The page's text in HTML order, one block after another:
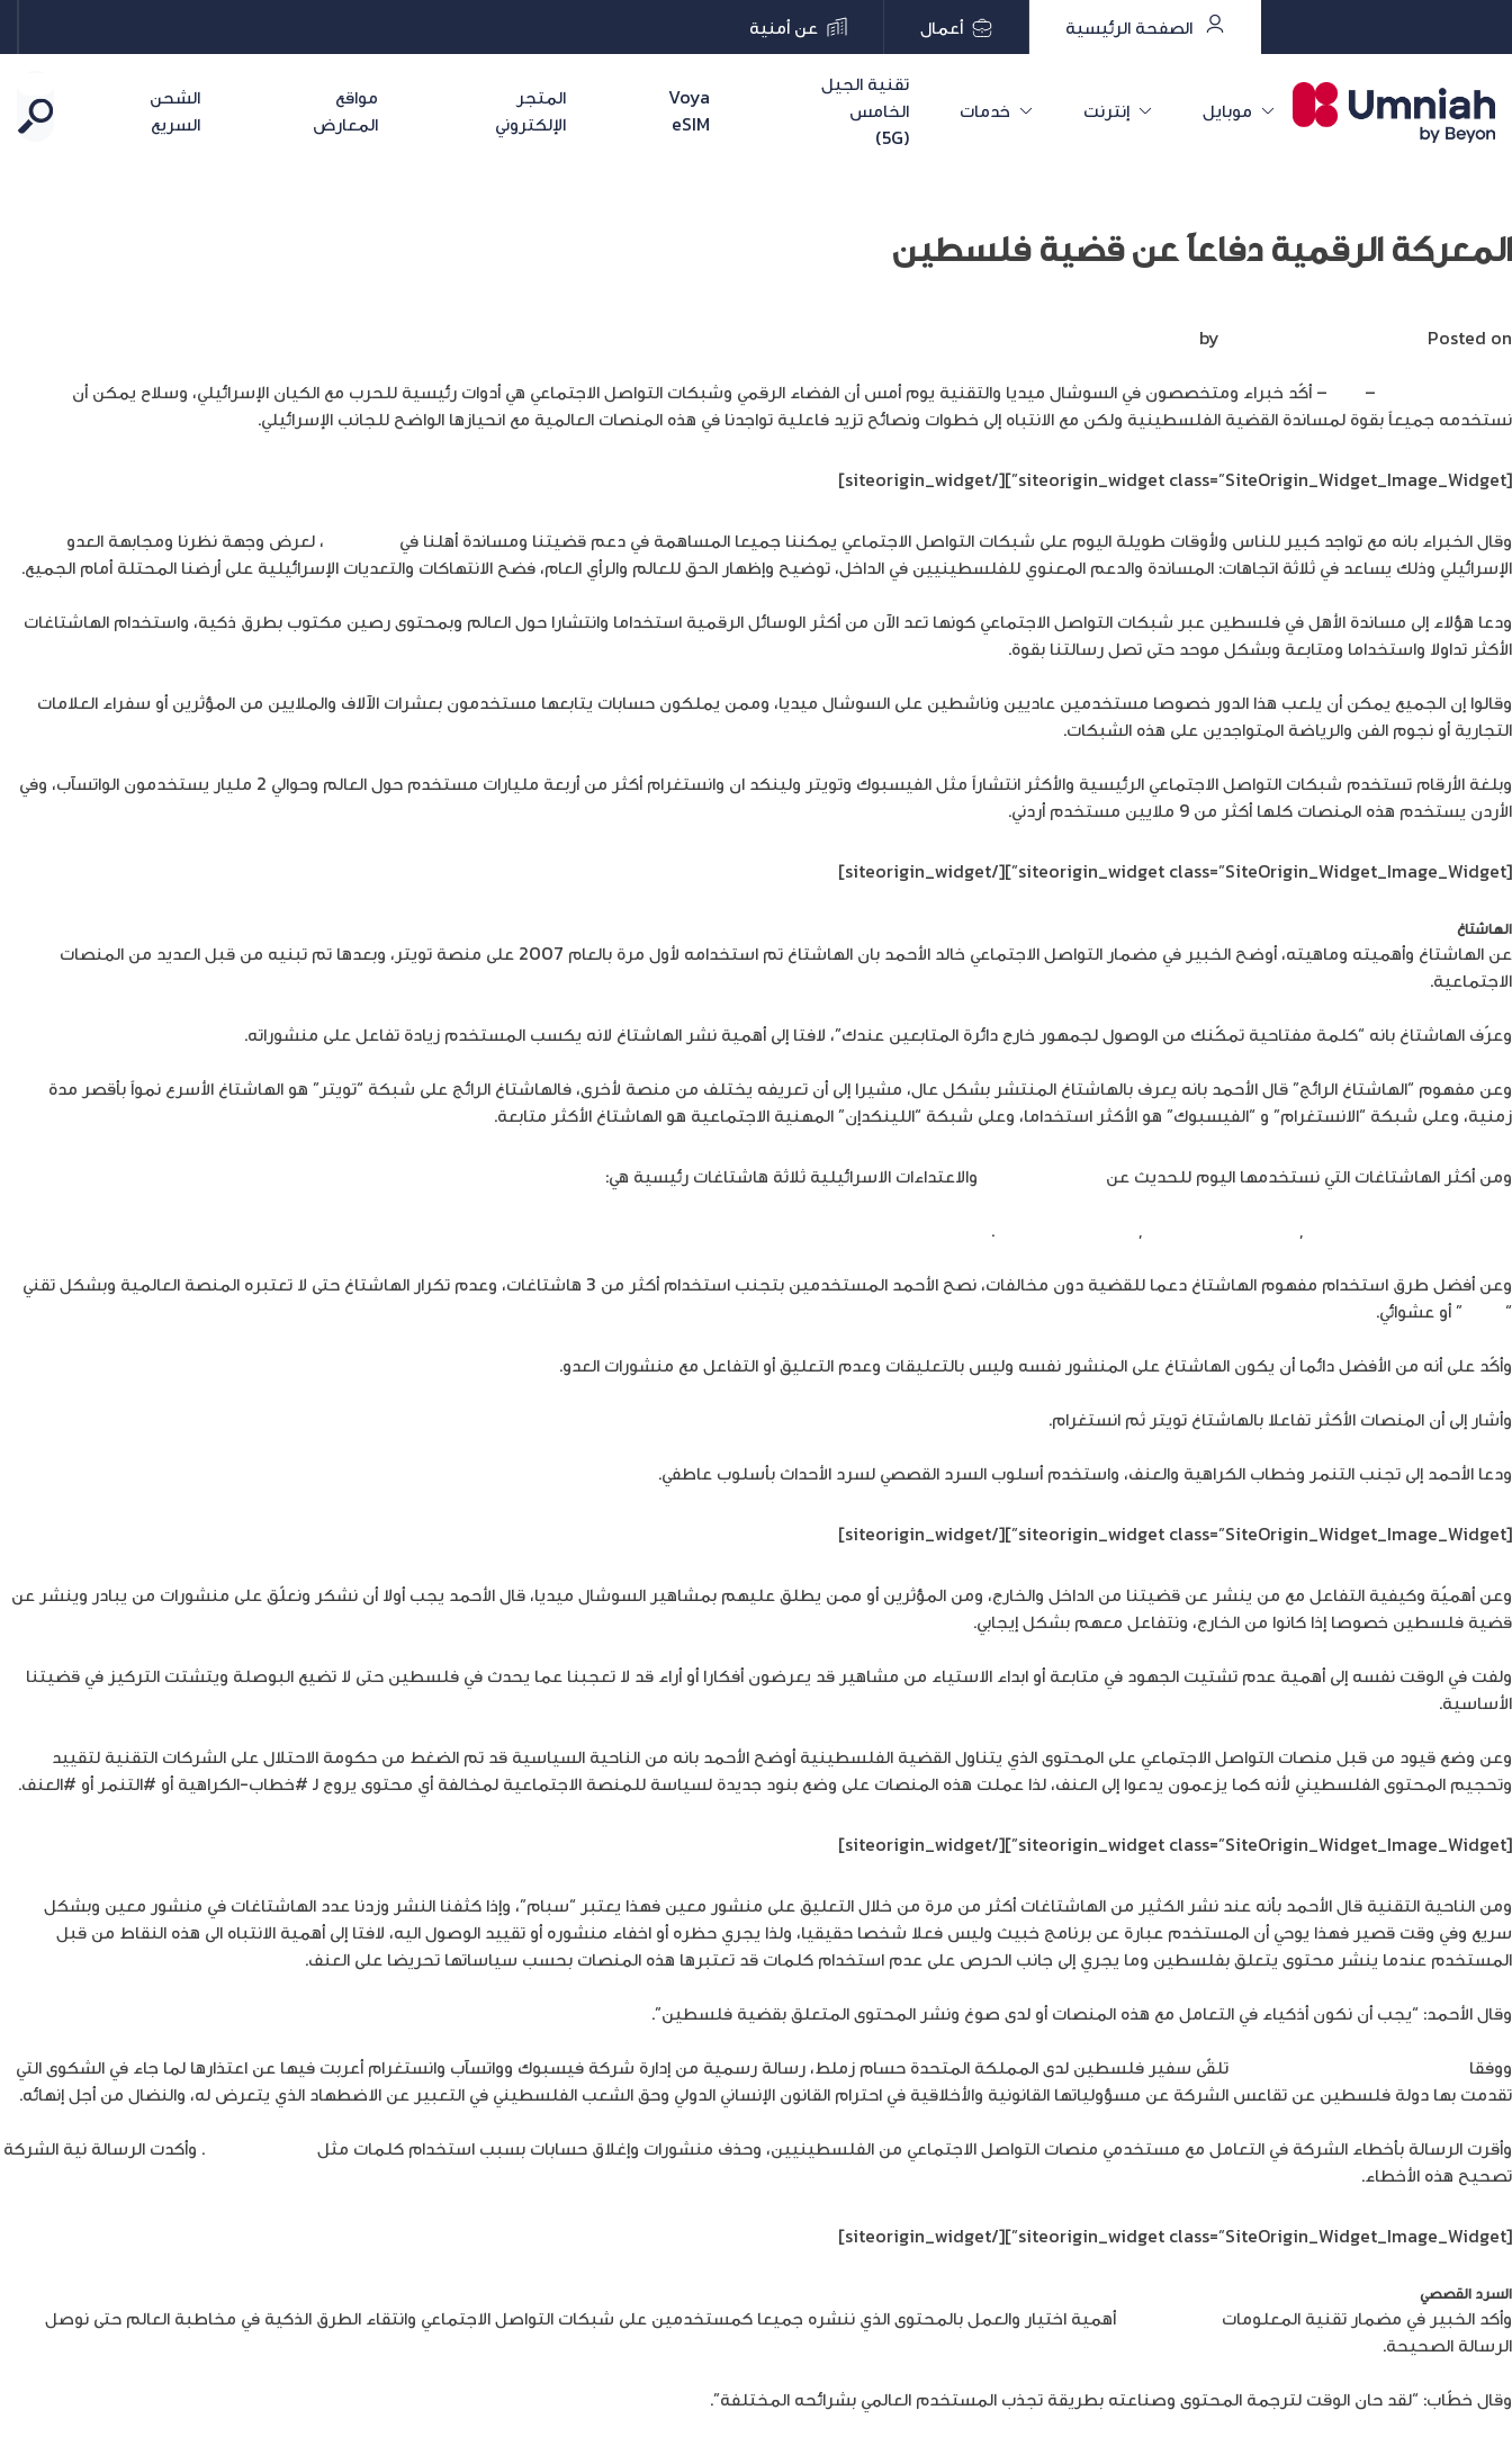
الصفحة الرئيسية أعمال عن أمنية
موبايل إنترنت خدمات
تقنية الجيل
الخامس
(5G)
Voya
eSIM
المتجر
الإلكتروني
مواقع
المعارض
الشحن
السريع
المعركة الرقمية دفاعاً عن قضية فلسطين
Posted on
–
– أكّد خبراء ومتخصصون في السوشال ميديا والتقنية يوم أمس أن الفضاء الرقمي وشبكات التواصل الاجتماعي هي أدوات رئيسية للحرب مع الكيان الإسرائيلي، وسلاح يمكن أن
نستخدمه جميعاً بقوة لمساندة القضية الفلسطينية ولكن مع الانتباه إلى خطوات ونصائح تزيد فاعلية تواجدنا في هذه المنصات العالمية مع انحيازها الواضح للجانب الإسرائيلي.
[siteorigin_widget class=”SiteOrigin_Widget_Image_Widget”]
[/siteorigin_widget]
وقال الخبراء بانه مع تواجد كبير للناس ولأوقات طويلة اليوم على شبكات التواصل الاجتماعي يمكننا جميعا المساهمة في دعم قضيتنا ومساندة أهلنا في
، لعرض وجهة نظرنا ومجابهة العدو
الإسرائيلي وذلك يساعد في ثلاثة اتجاهات: المساندة والدعم المعنوي للفلسطينيين في الداخل، توضيح وإظهار الحق للعالم والرأي العام، فضح الانتهاكات والتعديات الإسرائيلية على أرضنا المحتلة أمام الجميع.
ودعا هؤلاء إلى مساندة الأهل في فلسطين عبر شبكات التواصل الاجتماعي كونها تعد الآن من أكثر الوسائل الرقمية استخداما وانتشارا حول العالم وبمحتوى رصين مكتوب بطرق ذكية، واستخدام الهاشتاغات
الأكثر تداولا واستخداما ومتابعة وبشكل موحد حتى تصل رسالتنا بقوة.
وقالوا إن الجميع يمكن أن يلعب هذا الدور خصوصا مستخدمين عاديين وناشطين على السوشال ميديا، وممن يملكون حسابات يتابعها مستخدمون بعشرات الآلاف والملايين من المؤثرين أو سفراء العلامات
التجارية أو نجوم الفن والرياضة المتواجدين على هذه الشبكات.
وبلغة الأرقام تستخدم شبكات التواصل الاجتماعي الرئيسية والأكثر انتشاراً مثل الفيسبوك وتويتر ولينكد ان وانستغرام أكثر من أربعة مليارات مستخدم حول العالم وحوالي 2 مليار يستخدمون الواتسآب، وفي
الأردن يستخدم هذه المنصات كلها أكثر من 9 ملايين مستخدم أردني.
[siteorigin_widget class=”SiteOrigin_Widget_Image_Widget”]
[/siteorigin_widget]
الهاشتاغ
عن الهاشتاغ وأهميته وماهيته، أوضح الخبير في مضمار التواصل الاجتماعي خالد الأحمد بان الهاشتاغ تم استخدامه لأول مرة بالعام 2007 على منصة تويتر، وبعدها تم تبنيه من قبل العديد من المنصات
الاجتماعية.
وعرّف الهاشتاغ بانه “كلمة مفتاحية تمكّنك من الوصول لجمهور خارج دائرة المتابعين عندك”، لافتا إلى أهمية نشر الهاشتاغ لانه يكسب المستخدم زيادة تفاعل على منشوراته.
وعن مفهوم “الهاشتاغ الرائج” قال الأحمد بانه يعرف بالهاشتاغ المنتشر بشكل عال، مشيرا إلى أن تعريفه يختلف من منصة لأخرى، فالهاشتاغ الرائج على شبكة “تويتر” هو الهاشتاغ الأسرع نمواً بأقصر مدة
زمنية، وعلى شبكة “الانستغرام” و “الفيسبوك” هو الأكثر استخداما، وعلى شبكة “اللينكدإن” المهنية الاجتماعية هو الهاشتاغ الأكثر متابعة.
ومن أكثر الهاشتاغات التي نستخدمها اليوم للحديث عن
والاعتداءات الاسرائيلية ثلاثة هاشتاغات رئيسية هي:
, ,
.
وعن أفضل طرق استخدام مفهوم الهاشتاغ دعما للقضية دون مخالفات، نصح الأحمد المستخدمين بتجنب استخدام أكثر من 3 هاشتاغات، وعدم تكرار الهاشتاغ حتى لا تعتبره المنصة العالمية وبشكل تقني
“
” أو عشوائي.
وأكّد على أنه من الأفضل دائما أن يكون الهاشتاغ على المنشور نفسه وليس بالتعليقات وعدم التعليق أو التفاعل مع منشورات العدو.
وأشار إلى أن المنصات الأكثر تفاعلا بالهاشتاغ تويتر ثم انستغرام.
ودعا الأحمد إلى تجنب التنمر وخطاب الكراهية والعنف، واستخدم أسلوب السرد القصصي لسرد الأحداث بأسلوب عاطفي.
[siteorigin_widget class=”SiteOrigin_Widget_Image_Widget”]
[/siteorigin_widget]
وعن أهميّة وكيفية التفاعل مع من ينشر عن قضيتنا من الداخل والخارج، ومن المؤثرين أو ممن يطلق عليهم بمشاهير السوشال ميديا، قال الأحمد يجب أولا أن نشكر ونعلّق على منشورات من يبادر وينشر عن
قضية فلسطين خصوصا إذا كانوا من الخارج، ونتفاعل معهم بشكل إيجابي.
ولفت في الوقت نفسه إلى أهمية عدم تشتيت الجهود في متابعة أو ابداء الاستياء من مشاهير قد يعرضون أفكارا أو أراء قد لا تعجبنا عما يحدث في فلسطين حتى لا تضيع البوصلة ويتشتت التركيز في قضيتنا
الأساسية.
وعن وضع قيود من قبل منصات التواصل الاجتماعي على المحتوى الذي يتناول القضية الفلسطينية أوضح الأحمد بانه من الناحية السياسية قد تم الضغط من حكومة الاحتلال على الشركات التقنية لتقييد
وتحجيم المحتوى الفلسطيني لأنه كما يزعمون يدعوا إلى العنف، لذا عملت هذه المنصات على وضع بنود جديدة لسياسة للمنصة الاجتماعية لمخالفة أي محتوى يروج لـ #خطاب-الكراهية أو #التنمر أو #العنف.
[siteorigin_widget class=”SiteOrigin_Widget_Image_Widget”]
[/siteorigin_widget]
ومن الناحية التقنية قال الأحمد بأنه عند نشر الكثير من الهاشتاغات أكثر من مرة من خلال التعليق على منشور معين فهذا يعتبر “سبام”، وإذا كثفنا النشر وزدنا عدد الهاشتاغات في منشور معين وبشكل
سريع وفي وقت قصير فهذا يوحي أن المستخدم عبارة عن برنامج خبيث وليس فعلا شخصا حقيقيا، ولذا يجري حظره أو اخفاء منشوره أو تقييد الوصول اليه، لافتا إلى أهمية الانتباه الى هذه النقاط من قبل
المستخدم عندما ينشر محتوى يتعلق بفلسطين وما يجري إلى جانب الحرص على عدم استخدام كلمات قد تعتبرها هذه المنصات بحسب سياساتها تحريضا على العنف.
وقال الأحمد: “يجب أن نكون أذكياء في التعامل مع هذه المنصات أو لدى صوغ ونشر المحتوى المتعلق بقضية فلسطين”.
ووفقا
تلقّى سفير فلسطين لدى المملكة المتحدة حسام زملط، رسالة رسمية من إدارة شركة فيسبوك وواتسآب وانستغرام أعربت فيها عن اعتذارها لما جاء في الشكوى التي
تقدمت بها دولة فلسطين عن تقاعس الشركة عن مسؤولياتها القانونية والأخلاقية في احترام القانون الإنساني الدولي وحق الشعب الفلسطيني في التعبير عن الاضطهاد الذي يتعرض له، والنضال من أجل إنهائه.
وأقرت الرسالة بأخطاء الشركة في التعامل مع مستخدمي منصات التواصل الاجتماعي من الفلسطينيين، وحذف منشورات وإغلاق حسابات بسبب استخدام كلمات مثل
. وأكدت الرسالة نية الشركة
تصحيح هذه الأخطاء.
[siteorigin_widget class=”SiteOrigin_Widget_Image_Widget”]
[/siteorigin_widget]
السرد القصصي
وأكد الخبير في مضمار تقنية المعلومات
أهمية اختيار والعمل بالمحتوى الذي ننشره جميعا كمستخدمين على شبكات التواصل الاجتماعي وانتقاء الطرق الذكية في مخاطبة العالم حتى نوصل
الرسالة الصحيحة.
وقال خطّاب: “لقد حان الوقت لترجمة المحتوى وصناعته بطريقة تجذب المستخدم العالمي بشرائحه المختلفة”.